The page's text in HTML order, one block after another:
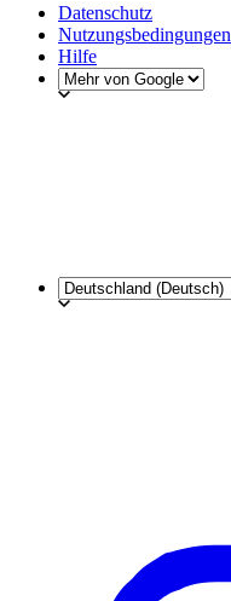
Datenschutz
Nutzungsbedingungen
Hilfe